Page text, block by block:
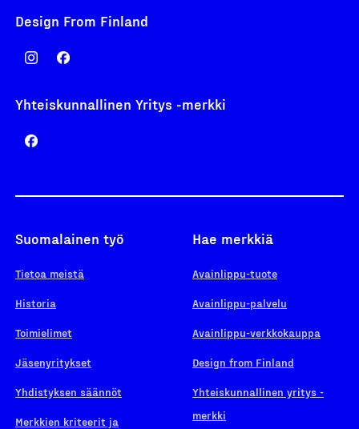
Design From Finland
Yhteiskunnallinen Yritys -merkki
Suomalainen työ
Tietoa meistä
Historia
Toimielimet
Jäsenyritykset
Yhdistyksen säännöt
Merkkien kriteerit ja
Hae merkkiä
Avainlippu-tuote
Avainlippu-palvelu
Avainlippu-verkkokauppa
Design from Finland
Yhteiskunnallinen yritys -
merkki